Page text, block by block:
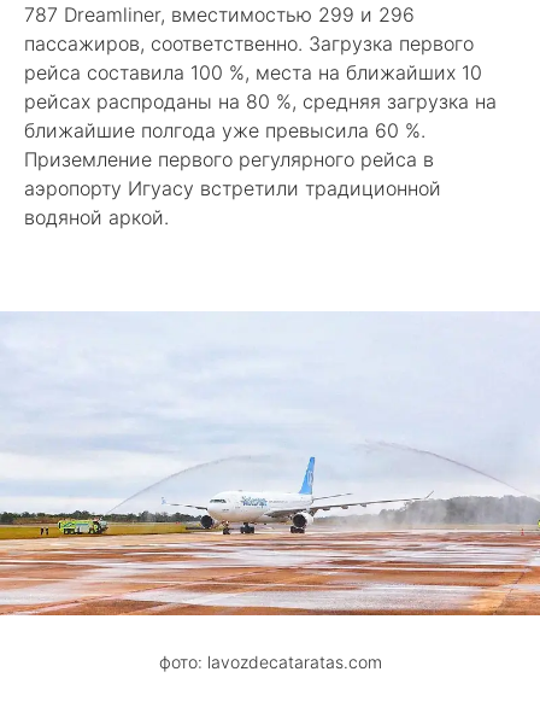
787 Dreamliner, вместимостью 299 и 296
пассажиров, соответственно. Загрузка первого
рейса составила 100 %, места на ближайших 10
рейсах распроданы на 80 %, средняя загрузка на
ближайшие полгода уже превысила 60 %.
Приземление первого регулярного рейса в
аэропорту Игуасу встретили традиционной
водяной аркой.
фото: lavozdecataratas.com